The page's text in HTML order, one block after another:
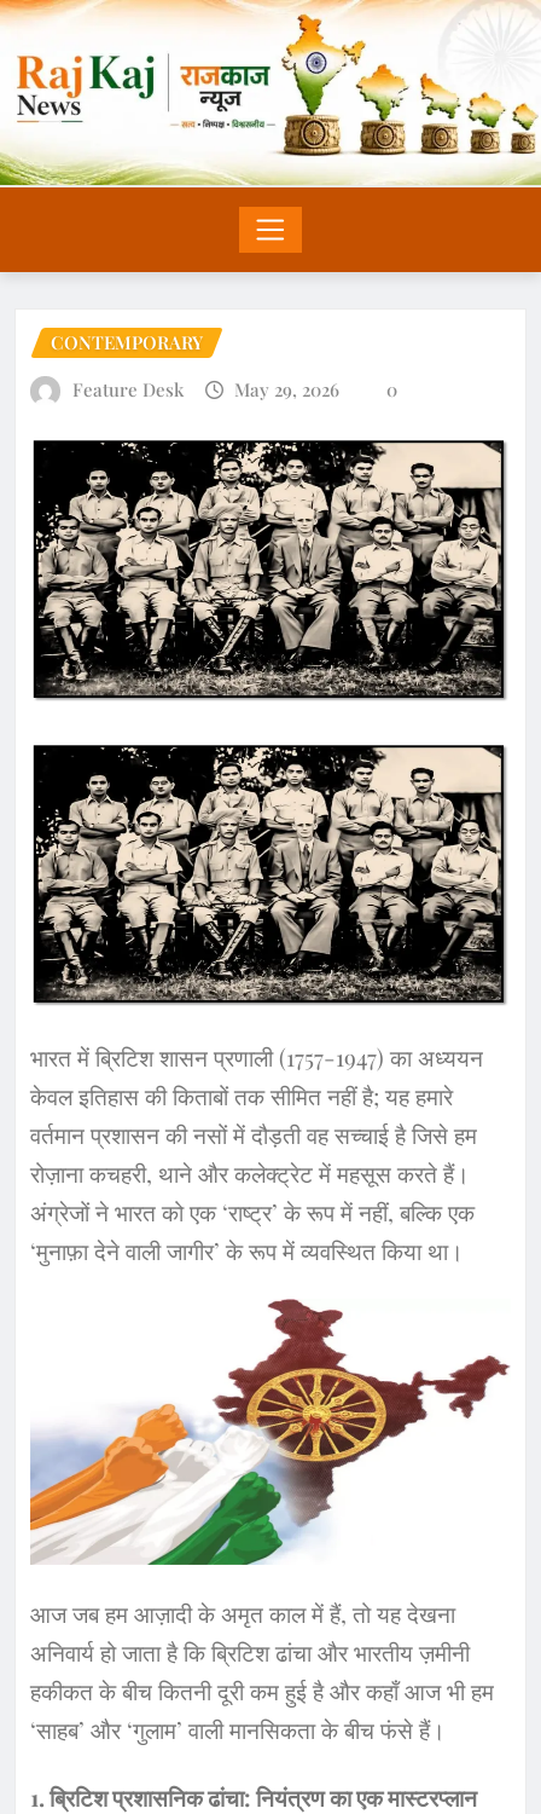
CONTEMPORARY
Feature Desk
May 29, 2026 0
भारत में ब्रिटिश शासन प्रणाली (1757-1947) का अध्ययन
केवल इतिहास की किताबों तक सीमित नहीं है; यह हमारे
वर्तमान प्रशासन की नसों में दौड़ती वह सच्चाई है जिसे हम
रोज़ाना कचहरी, थाने और कलेक्ट्रेट में महसूस करते हैं।
अंग्रेजों ने भारत को एक ‘राष्ट्र’ के रूप में नहीं, बल्कि एक
‘मुनाफ़ा देने वाली जागीर’ के रूप में व्यवस्थित किया था।
​आज जब हम आज़ादी के अमृत काल में हैं, तो यह देखना
अनिवार्य हो जाता है कि ब्रिटिश ढांचा और भारतीय ज़मीनी
हकीकत के बीच कितनी दूरी कम हुई है और कहाँ आज भी हम
‘साहब’ और ‘गुलाम’ वाली मानसिकता के बीच फंसे हैं।
​1. ब्रिटिश प्रशासनिक ढांचा: नियंत्रण का एक मास्टरप्लान